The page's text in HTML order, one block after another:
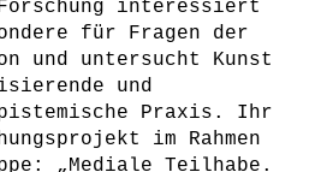
interessiert
für Fragen der
und untersucht Kunst
und
Praxis. Ihr
im Rahmen
„Mediale Teilhabe.